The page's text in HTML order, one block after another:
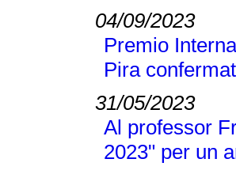
04/09/2023
Premio
Pira
31/05/2023
Al professor
2023" per un